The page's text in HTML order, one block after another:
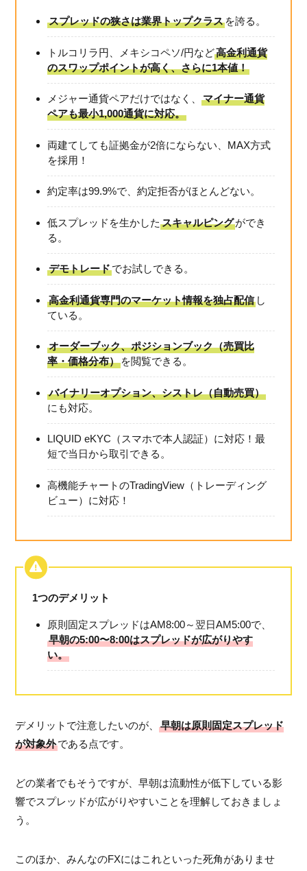
スプレッドの狭さは業界トップクラス を誇る。
トルコリラ円、メキシコペソ/円など高金利通貨
のスワップポイントが高く、さらに1本値！
メジャー通貨ペアだけではなく、マイナー通貨
ペアも最小1,000通貨に対応。
両建てしても証拠金が2倍にならない、MAX方式
を採用！
約定率は99.9%で、約定拒否がほとんどない。
低スプレッドを生かしたスキャルピングができ
る。
デモトレードでお試しできる。
高金利通貨専門のマーケット情報を独占配信 し
ている。
オーダーブック、ポジションブック（売買比
率・価格分布） を閲覧できる。
バイナリーオプション、シストレ（自動売買）
にも対応。
LIQUID eKYC（スマホで本人認証）に対応！最
短で当日から取引できる。
高機能チャートのTradingView（トレーディング
ビュー）に対応！
1つのデメリット
原則固定スプレッドはAM8:00～翌日AM5:00で、
早朝の5:00〜8:00はスプレッドが広がりやす
い。
デメリットで注意したいのが、早朝は原則固定スプレッド
が対象外である点です。
どの業者でもそうですが、早朝は流動性が低下している影
響でスプレッドが広がりやすいことを理解しておきましょ
う。
このほか、みんなのFXにはこれといった死角がありませ